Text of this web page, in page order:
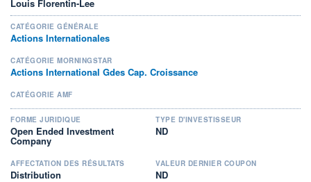
Louis Florentin-Lee
CATÉGORIE GÉNÉRALE
Actions Internationales
CATÉGORIE MORNINGSTAR
Actions International Gdes Cap. Croissance
CATÉGORIE AMF
FORME JURIDIQUE
Open Ended Investment
Company
TYPE D'INVESTISSEUR
ND
AFFECTATION DES RÉSULTATS
Distribution
VALEUR DERNIER COUPON
ND